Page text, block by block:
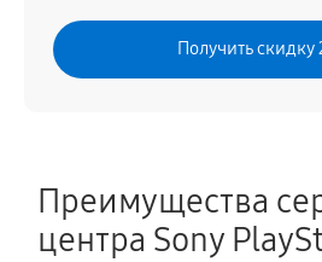
PlayStation Q Lite
1980 руб 60
1980 руб 60
Получить скидку
Преимущества
центра Sony